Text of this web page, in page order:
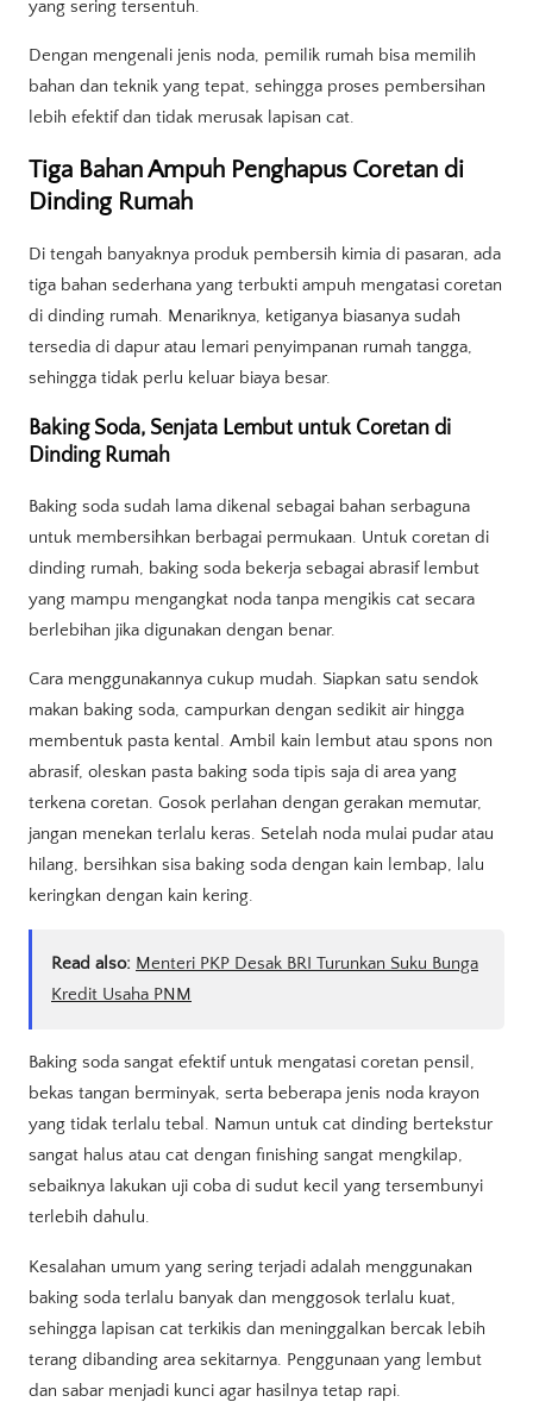
yang sering tersentuh.
Dengan mengenali jenis noda, pemilik rumah bisa memilih
bahan dan teknik yang tepat, sehingga proses pembersihan
lebih efektif dan tidak merusak lapisan cat.
Tiga Bahan Ampuh Penghapus Coretan di
Dinding Rumah
Di tengah banyaknya produk pembersih kimia di pasaran, ada
tiga bahan sederhana yang terbukti ampuh mengatasi coretan
di dinding rumah. Menariknya, ketiganya biasanya sudah
tersedia di dapur atau lemari penyimpanan rumah tangga,
sehingga tidak perlu keluar biaya besar.
Baking Soda, Senjata Lembut untuk Coretan di
Dinding Rumah
Baking soda sudah lama dikenal sebagai bahan serbaguna
untuk membersihkan berbagai permukaan. Untuk coretan di
dinding rumah, baking soda bekerja sebagai abrasif lembut
yang mampu mengangkat noda tanpa mengikis cat secara
berlebihan jika digunakan dengan benar.
Cara menggunakannya cukup mudah. Siapkan satu sendok
makan baking soda, campurkan dengan sedikit air hingga
membentuk pasta kental. Ambil kain lembut atau spons non
abrasif, oleskan pasta baking soda tipis saja di area yang
terkena coretan. Gosok perlahan dengan gerakan memutar,
jangan menekan terlalu keras. Setelah noda mulai pudar atau
hilang, bersihkan sisa baking soda dengan kain lembap, lalu
keringkan dengan kain kering.
Read also: Menteri PKP Desak BRI Turunkan Suku Bunga
Kredit Usaha PNM
Baking soda sangat efektif untuk mengatasi coretan pensil,
bekas tangan berminyak, serta beberapa jenis noda krayon
yang tidak terlalu tebal. Namun untuk cat dinding bertekstur
sangat halus atau cat dengan finishing sangat mengkilap,
sebaiknya lakukan uji coba di sudut kecil yang tersembunyi
terlebih dahulu.
Kesalahan umum yang sering terjadi adalah menggunakan
baking soda terlalu banyak dan menggosok terlalu kuat,
sehingga lapisan cat terkikis dan meninggalkan bercak lebih
terang dibanding area sekitarnya. Penggunaan yang lembut
dan sabar menjadi kunci agar hasilnya tetap rapi.